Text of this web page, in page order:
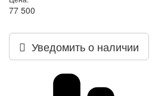
77 500
Уведомить о наличии